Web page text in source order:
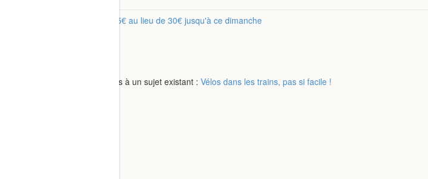
TER AURA Illico LIBERTÉ à 15€ au lieu de 30€ jusqu'à ce dimanche
43 messages ont été fusionnés à un sujet existant : Vélos dans les trains, pas si facile !